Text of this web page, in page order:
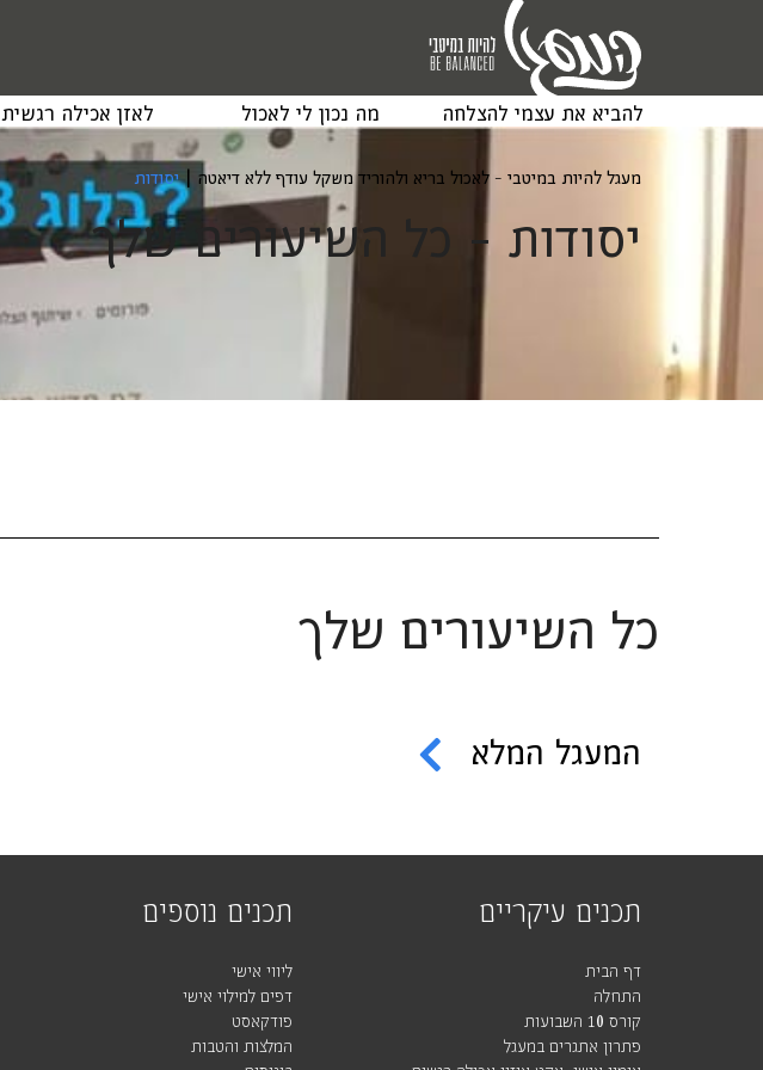
להביא את עצמי להצלחה מה נכון לי לאכול לאזן אכילה רגשית
מעגל להיות במיטבי - לאכול בריא ולהוריד משקל עודף ללא דיאטה |יסודות
יסודות - כל השיעורים שלך
כל השיעורים שלך
המעגל המלא
תכנים עיקריים
דף הבית
התחלה
קורס 10 השבועות
פתרון אתגרים במעגל
תכנים נוספים
ליווי אישי
דפים למילוי אישי
פודקאסט
המלצות והטבות